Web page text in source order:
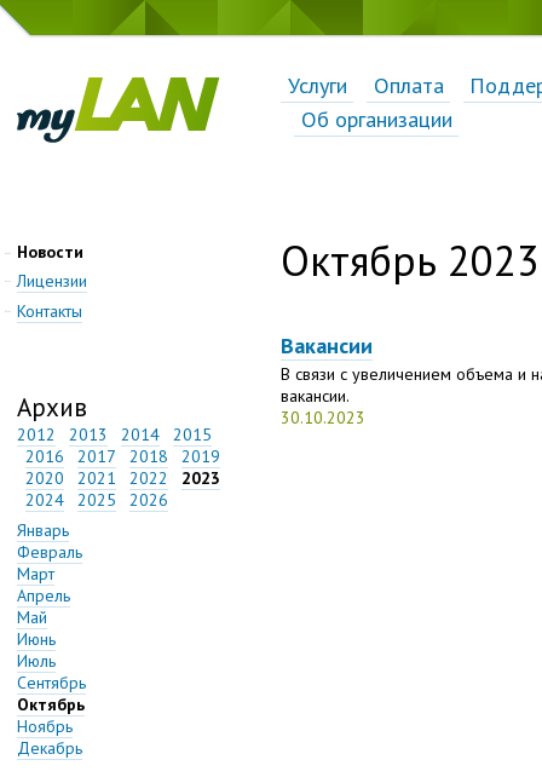
Услуги Оплата
Об организации
Новости
Лицензии
Контакты
Архив
2012 2013 2014
2015
2016
2017 2018
2019
2020
2021 2022
2023
2024
2025
2026
Январь
Февраль
Март
Апрель
Май
Июнь
Июль
Сентябрь
Октябрь
Ноябрь
Декабрь
Октябрь 2023
Вакансии
В связи с увеличением объема и
вакансии.
30.10.2023